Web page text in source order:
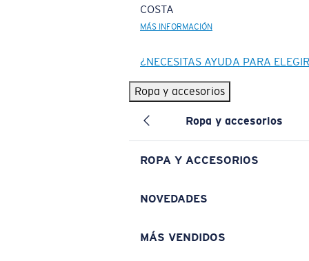
COSTA
MÁS INFORMACIÓN
¿NECESITAS AYUDA PARA
Ropa y accesorios
Ropa y accesorios
ROPA Y ACCESORIOS
NOVEDADES
MÁS VENDIDOS